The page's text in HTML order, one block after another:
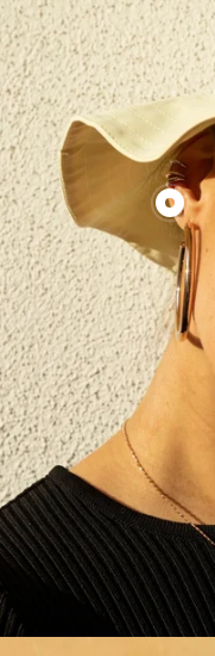
Produkt
clean
earcuff
anzeigen